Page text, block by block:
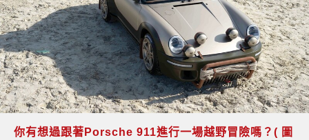
你有想過跟著Porsche 911進行一場越野冒險嗎？( 圖